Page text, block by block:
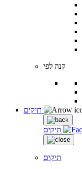
קנה לפי
תיקים
תיקים